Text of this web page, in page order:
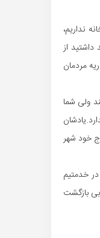
نداریم،
از
مردمان
ولی شما
خود شهر
خدمتیم
بازگشت